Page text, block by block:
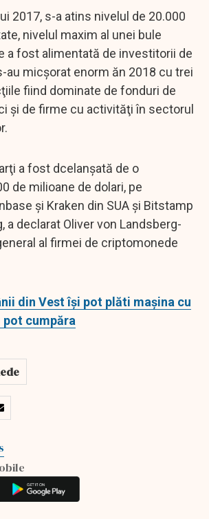
2017, s-a atins nivelul de 20.000
nivelul maxim al unei bule
a fost alimentată de investitorii de
au micșorat enorm ăn 2018 cu trei
fiind dominate de fonduri de
şi de firme cu activităţi în sectorul
a fost dcelanșată de o
de milioane de dolari, pe
şi Kraken din SUA şi Bitstamp
a declarat Oliver von Landsberg-
al firmei de criptomonede
din Vest îşi pot plăti maşina cu
pot cumpăra